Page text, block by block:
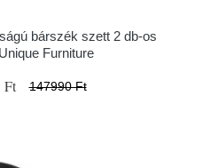
bárszék szett 2 db-os
Furniture
Ft 147990 Ft